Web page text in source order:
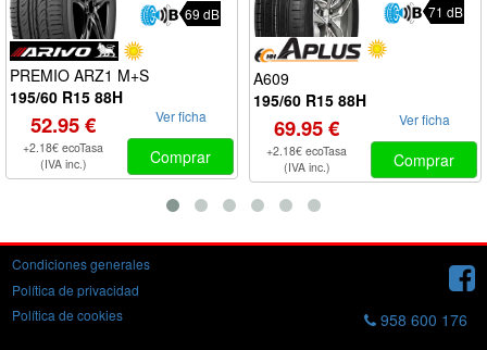
69 dB
PREMIO ARZ1 M+S
195/60 R15 88H
52.95 €
+2.18€ ecoTasa
(IVA inc.)
Ver ficha
Comprar
71 dB
A609
195/60 R15 88H
69.95 €
+2.18€ ecoTasa
(IVA inc.)
Ver ficha
Comprar
Condiciones generales
Política de privacidad
Política de cookies
958 600 176